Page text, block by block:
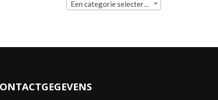
Een categorie selecteren